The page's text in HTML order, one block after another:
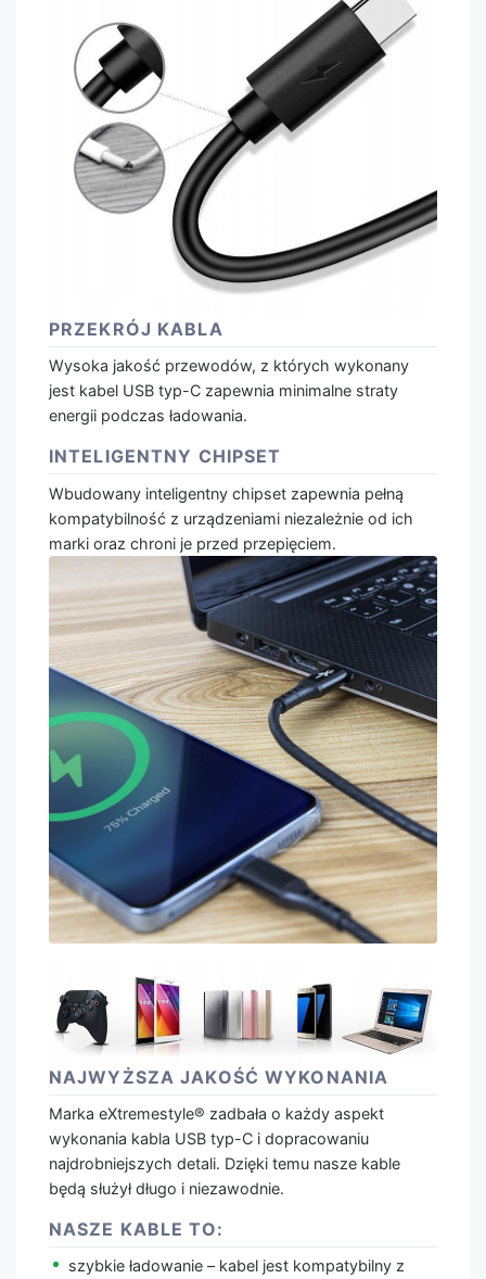
PRZEKRÓJ KABLA
Wysoka jakość przewodów, z których wykonany
jest kabel USB typ-C zapewnia minimalne straty
energii podczas ładowania.
INTELIGENTNY CHIPSET
Wbudowany inteligentny chipset zapewnia pełną
kompatybilność z urządzeniami niezależnie od ich
marki oraz chroni je przed przepięciem.
NAJWYŻSZA JAKOŚĆ WYKONANIA
Marka eXtremestyle® zadbała o każdy aspekt
wykonania kabla USB typ-C i dopracowaniu
najdrobniejszych detali. Dzięki temu nasze kable
będą służył długo i niezawodnie.
NASZE KABLE TO:
szybkie ładowanie – kabel jest kompatybilny z